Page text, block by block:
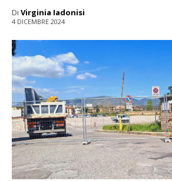
Di Virginia Iadonisi
4 DICEMBRE 2024